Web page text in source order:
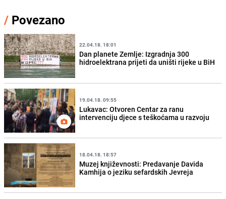
/ Povezano
22.04.18. 18:01
Dan planete Zemlje: Izgradnja 300
hidroelektrana prijeti da uništi rijeke u BiH
19.04.18. 09:55
Lukavac: Otvoren Centar za ranu
intervenciju djece s teškoćama u razvoju
18.04.18. 18:57
Muzej književnosti: Predavanje Davida
Kamhija o jeziku sefardskih Jevreja